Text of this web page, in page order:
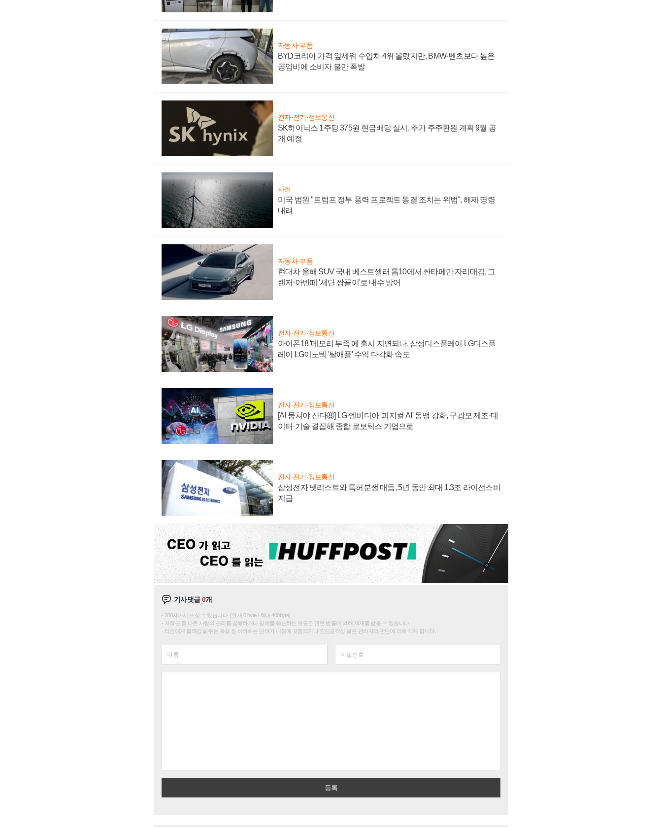
자동차·부품
BYD코리아 가격 앞세워 수입차 4위 올랐지만, BMW·벤츠보다 높은
공임비에 소비자 불만 폭발
전자·전기·정보통신
SK하이닉스 1주당 375원 현금배당 실시, 추가 주주환원 계획 9월 공
개 예정
사회
미국 법원 "트럼프 정부 풍력 프로젝트 동결 조치는 위법", 해제 명령
내려
자동차·부품
현대차 올해 SUV 국내 베스트셀러 톱10에서 싼타페만 자리매김, 그
랜저·아반떼 '세단 쌍끌이'로 내수 방어
전자·전기·정보통신
아이폰18 '메모리 부족'에 출시 지연되나, 삼성디스플레이 LG디스플
레이 LG이노텍 '탈애플' 수익 다각화 속도
전자·전기·정보통신
[AI 뭉쳐야 산다⑧] LG·엔비디아 '피지컬 AI' 동맹 강화, 구광모 제조·데
이터·기술 결집해 종합 로보틱스 기업으로
전자·전기·정보통신
삼성전자 넷리스트와 특허분쟁 매듭, 5년 동안 최대 1.3조 라이선스비
지급
기사댓글0개
200자까지 쓰실 수 있습니다. (현재 0 byte / 최대 400byte)
저작권 등 다른 사람의 권리를 침해하거나 명예를 훼손하는 댓글은 관련 법률에 의해 제재를 받을 수 있습니다.
타인에게 불쾌감을 주는 욕설 등 비하하는 단어가 내용에 포함되거나 인신공격성 글은 관리자의 판단에 의해 삭제 합니다.